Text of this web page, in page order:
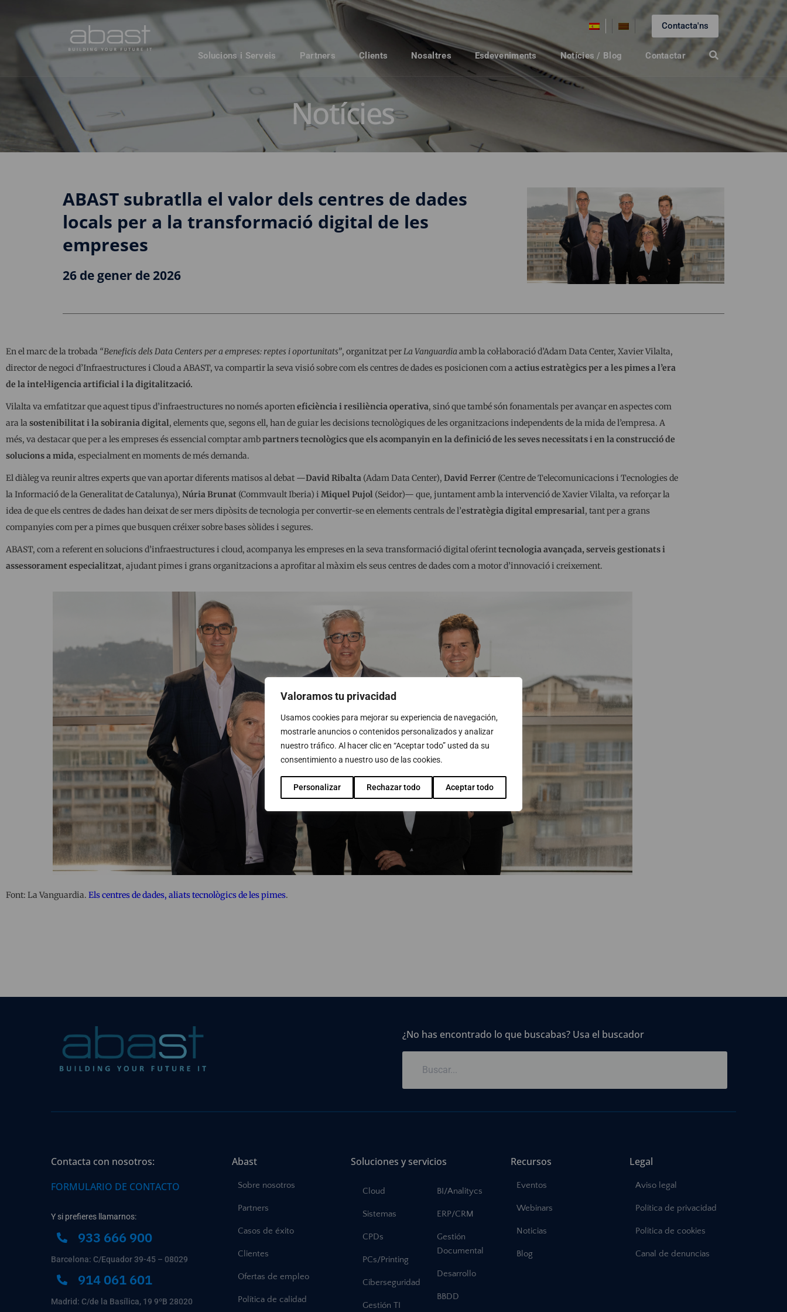
Valoramos tu privacidad
Usamos cookies para mejorar su experiencia de navegación,
mostrarle anuncios o contenidos personalizados y analizar
nuestro tráfico. Al hacer clic en “Aceptar todo” usted da su
consentimiento a nuestro uso de las cookies.
Personalizar Rechazar todo Aceptar todo
Contacta'ns
Solucions i Serveis Partners Clients Nosaltres Esdeveniments Notícies / Blog Contactar
Notícies
ABAST subratlla el valor dels centres de dades
locals per a la transformació digital de les
empreses
26 de gener de 2026
En el marc de la trobada “Beneficis dels Data Centers per a empreses: reptes i oportunitats”, organitzat per La Vanguardia amb la col·laboració d’Adam Data Center, Xavier Vilalta,
director de negoci d’Infraestructures i Cloud a ABAST, va compartir la seva visió sobre com els centres de dades es posicionen com a actius estratègics per a les pimes a l’era
de la intel·ligencia artificial i la digitalització.
Vilalta va emfatitzar que aquest tipus d’infraestructures no només aporten eficiència i resiliència operativa, sinó que també són fonamentals per avançar en aspectes com
ara la sostenibilitat i la sobirania digital, elements que, segons ell, han de guiar les decisions tecnològiques de les organitzacions independents de la mida de l’empresa. A
més, va destacar que per a les empreses és essencial comptar ambpartners tecnològics que els acompanyin en la definició de les seves necessitats i en la construcció de
solucions a mida, especialment en moments de més demanda.
El diàleg va reunir altres experts que van aportar diferents matisos al debat —David Ribalta (Adam Data Center), David Ferrer (Centre de Telecomunicacions i Tecnologies de
la Informació de la Generalitat de Catalunya), Núria Brunat (Commvault Iberia) i Miquel Pujol (Seidor)— que, juntament amb la intervenció de Xavier Vilalta, va reforçar la
idea de que els centres de dades han deixat de ser mers dipòsits de tecnologia per convertir-se en elements centrals de l’estratègia digital empresarial, tant per a grans
companyies com per a pimes que busquen créixer sobre bases sòlides i segures.
ABAST, com a referent en solucions d’infraestructures i cloud, acompanya les empreses en la seva transformació digital oferinttecnologia avançada, serveis gestionats i
assessorament especialitzat, ajudant pimes i grans organitzacions a aprofitar al màxim els seus centres de dades com a motor d’innovació i creixement.
Font: La Vanguardia. Els centres de dades, aliats tecnològics de les pimes.
¿No has encontrado lo que buscabas? Usa el buscador
Contacta con nosotros:
FORMULARIO DE CONTACTO
Y si prefieres llamarnos:
933 666 900
Barcelona: C/Equador 39-45 – 08029
914 061 601
Madrid: C/de la Basílica, 19 9ºB 28020
Abast
Sobre nosotros
Partners
Casos de éxito
Clientes
Ofertas de empleo
Política de calidad
Soluciones y servicios
Cloud
Sistemas
CPDs
PCs/Printing
Ciberseguridad
Gestión TI
BI/Analitycs
ERP/CRM
Gestión
Documental
Desarrollo
BBDD
Recursos
Eventos
Webinars
Noticias
Blog
Legal
Aviso legal
Política de privacidad
Política de cookies
Canal de denuncias